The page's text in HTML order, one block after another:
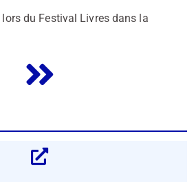
du Festival Livres dans la